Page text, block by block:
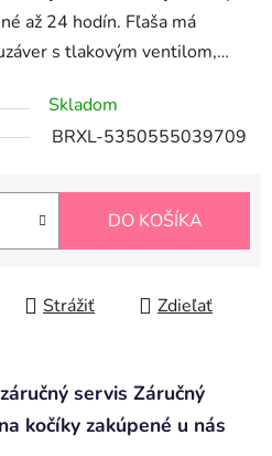
až 24 hodín. Fľaša má
s tlakovým ventilom,…
Skladom
BRXL-5350555039709
DO KOŠÍKA
Strážiť Zdieľať
servis Záručný
kočíky zakúpené u nás